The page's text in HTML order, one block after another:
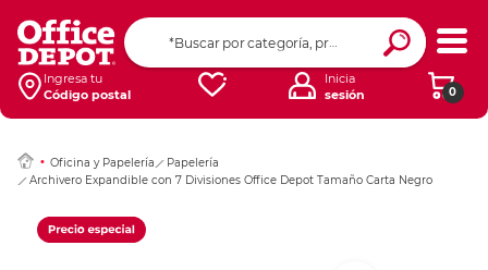
Ingresa tu
Código postal
0
Inicia
sesión
Oficina y Papelería
Papelería
Archivero Expandible con 7 Divisiones Office Depot Tamaño Carta Negro
Ingresar Codigo